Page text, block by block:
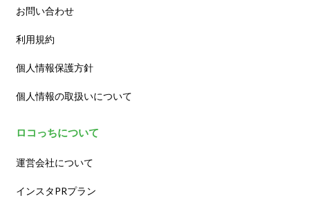
お問い合わせ
利用規約
個人情報保護方針
個人情報の取扱いについて
ロコっちについて
運営会社について
インスタPRプラン